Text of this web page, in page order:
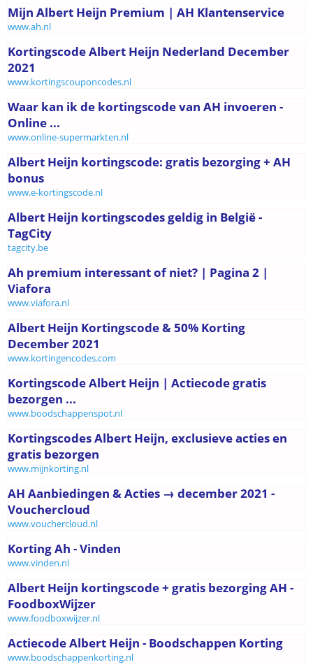
Mijn Albert Heijn Premium | AH Klantenservice
www.ah.nl
Kortingscode Albert Heijn Nederland December
2021
www.kortingscouponcodes.nl
Waar kan ik de kortingscode van AH invoeren -
Online ...
www.online-supermarkten.nl
Albert Heijn kortingscode: gratis bezorging + AH
bonus
www.e-kortingscode.nl
Albert Heijn kortingscodes geldig in België -
TagCity
tagcity.be
Ah premium interessant of niet? | Pagina 2 |
Viafora
www.viafora.nl
Albert Heijn Kortingscode & 50% Korting
December 2021
www.kortingencodes.com
Kortingscode Albert Heijn | Actiecode gratis
bezorgen ...
www.boodschappenspot.nl
Kortingscodes Albert Heijn, exclusieve acties en
gratis bezorgen
www.mijnkorting.nl
AH Aanbiedingen & Acties → december 2021 -
Vouchercloud
www.vouchercloud.nl
Korting Ah - Vinden
www.vinden.nl
Albert Heijn kortingscode + gratis bezorging AH -
FoodboxWijzer
www.foodboxwijzer.nl
Actiecode Albert Heijn - Boodschappen Korting
www.boodschappenkorting.nl